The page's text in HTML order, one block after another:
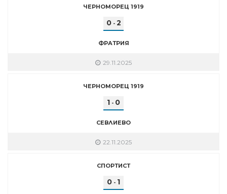
ЧЕРНОМОРЕЦ 1919
0- 2
ФРАТРИЯ
29.11.2025
ЧЕРНОМОРЕЦ 1919
1 - 0
СЕВЛИЕВО
22.11.2025
СПОРТИСТ
0 - 1